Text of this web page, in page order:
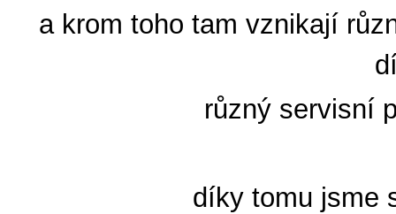
a krom toho tam vznikají
různý servisní
díky tomu jsme